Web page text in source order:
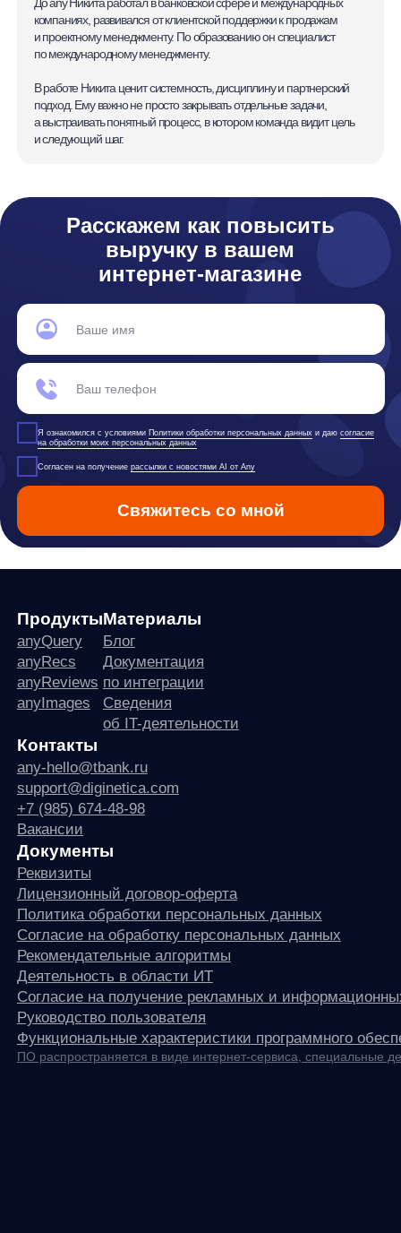
© ООО «Д Технолоджи», 2014-2026
Центра Сколково, Большой б-р, д. 42 стр. 1
Фактический адрес:улица Грузинский Вал, 7. Башня 2
ИНН 7 728 492 537
Основной код по ОКВЭД — 62.01 Разработка компьютерного
программного обеспечения
об IT-деятельности
Контакты
any-hello@tbank.ru
support@diginetica.com
+7 (985) 674-48-98
Вакансии
Документы
Реквизиты
Рекомендательные алгоритмы
Деятельность в области ИТ
Согласие на получение рекламных и информационных
Руководство пользователя
Функциональные характеристики программного обеспечения
ПО распространяется в виде интернет-сервиса, специальные действия по